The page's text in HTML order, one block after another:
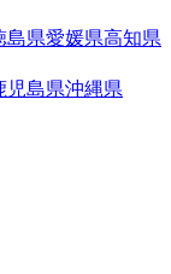
島県愛媛県高知県
児島県沖縄県